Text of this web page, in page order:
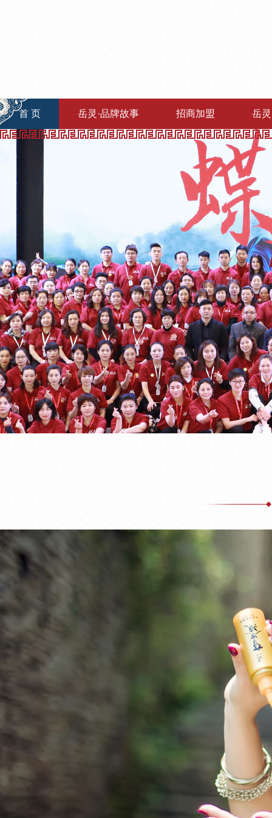
首 页 岳灵·品牌故事 招商加盟 岳